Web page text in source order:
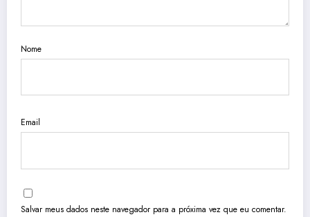
Nome
Email
Salvar meus dados neste navegador para a próxima vez que eu comentar.